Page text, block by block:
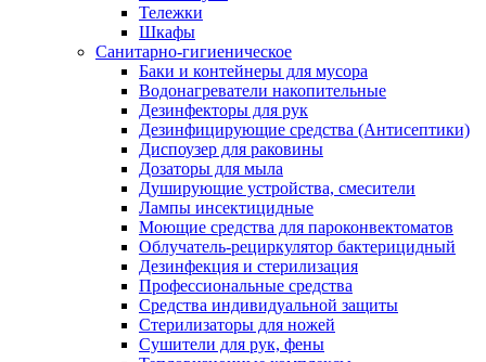
Тележки
Шкафы
Санитарно-гигиеническое
Баки и контейнеры для мусора
Водонагреватели накопительные
Дезинфекторы для рук
Дезинфицирующие средства (Антисептики)
Диспоузер для раковины
Дозаторы для мыла
Душирующие устройства, смесители
Лампы инсектицидные
Моющие средства для пароконвектоматов
Облучатель-рециркулятор бактерицидный
Дезинфекция и стерилизация
Профессиональные средства
Средства индивидуальной защиты
Стерилизаторы для ножей
Сушители для рук, фены